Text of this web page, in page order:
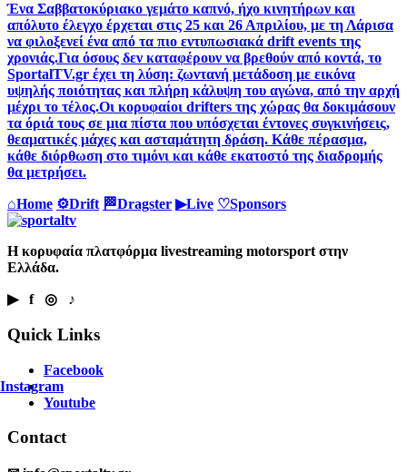
Ένα Σαββατοκύριακο γεμάτο καπνό, ήχο κινητήρων και
απόλυτο έλεγχο έρχεται στις 25 και 26 Απριλίου, με τη Λάρισα
να φιλοξενεί ένα από τα πιο εντυπωσιακά drift events της
χρονιάς.Για όσους δεν καταφέρουν να βρεθούν από κοντά, το
SportalTV.gr έχει τη λύση: ζωντανή μετάδοση με εικόνα
υψηλής ποιότητας και πλήρη κάλυψη του αγώνα, από την αρχή
μέχρι το τέλος.Οι κορυφαίοι drifters της χώρας θα δοκιμάσουν
τα όριά τους σε μια πίστα που υπόσχεται έντονες συγκινήσεις,
θεαματικές μάχες και ασταμάτητη δράση. Κάθε πέρασμα,
κάθε διόρθωση στο τιμόνι και κάθε εκατοστό της διαδρομής
θα μετρήσει.
⌂Home ⚙Drift 🏁Dragster ▶Live ♡Sponsors
Η κορυφαία πλατφόρμα livestreaming motorsport στην
Ελλάδα.
▶ f ◎ ♪
Quick Links
Facebook
Instagram
Youtube
Contact